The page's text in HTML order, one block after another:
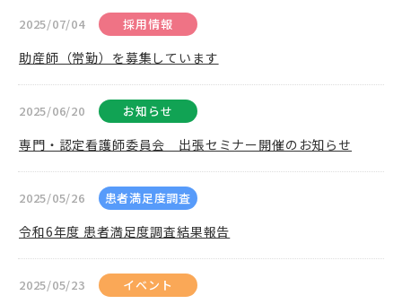
2025/07/04 採用情報
助産師（常勤）を募集しています
2025/06/20 お知らせ
専門・認定看護師委員会 出張セミナー開催のお知らせ
2025/05/26 患者満足度調査
令和6年度 患者満足度調査結果報告
2025/05/23 イベント